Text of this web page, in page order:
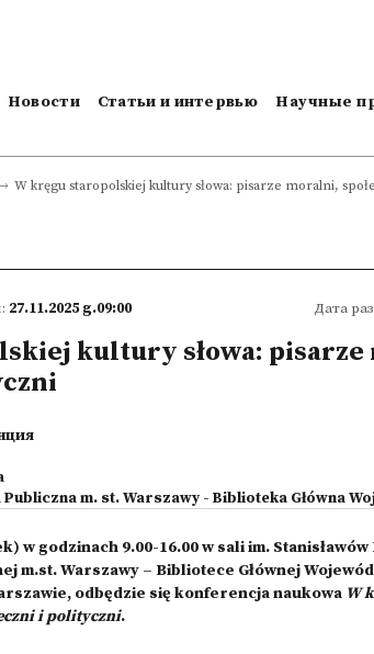
Новости Статьи и интервью Научные
W kręgu staropolskiej kultury słowa: pisarze moralni,
27.11.2025 g.09:00 Дата
kultury słowa:
m. st. Warszawy - Biblioteka Główna
w godzinach 9.00-16.00 w sali im.
m.st. Warszawy – Bibliotece Głównej
odbędzie się konferencja naukowa W
i polityczni.